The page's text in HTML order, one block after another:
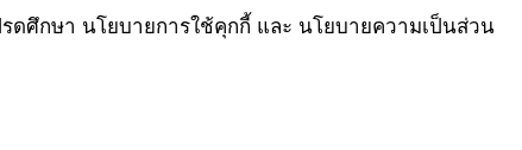
ดศึกษา นโยบายการใช้คุกกี้ และ นโยบายความเป็นส่วน